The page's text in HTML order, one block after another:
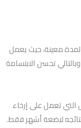
معينة، حيث يعمل
تحسن الابتسامة
تعمل على إرخاء
لبضعة أشهر فقط.